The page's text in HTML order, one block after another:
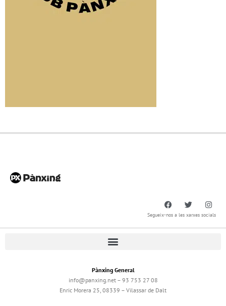
Segueix-nos a les xarxes socials
Pànxing General
info@panxing.net – 93 753 27 08
Enric Morera 25, 08339 – Vilassar de Dalt